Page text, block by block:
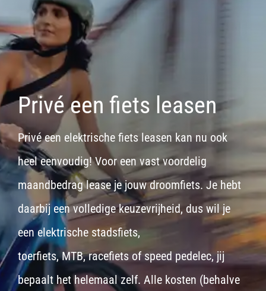
Privé een fiets leasen
Privé een elektrische fiets leasen kan nu ook
heel eenvoudig! Voor een vast voordelig
maandbedrag lease je jouw droomfiets. Je hebt
daarbij een volledige keuzevrijheid, dus wil je
eenelektrische stadsfiets,
toerfiets,MTB,racefietsof speed pedelec, jij
bepaalt het helemaal zelf. Alle kosten (behalve